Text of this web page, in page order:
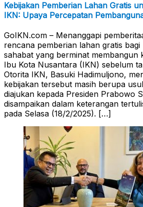
Kebijakan Pemberian Lahan Gratis
IKN: Upaya Percepatan
GoIKN.com – Menanggapi
rencana pemberian lahan gratis
sahabat yang berminat membangun
Ibu Kota Nusantara (IKN) sebelum
Otorita IKN, Basuki Hadimuljono,
kebijakan tersebut masih berupa
diajukan kepada Presiden Prabowo
disampaikan dalam keterangan
pada Selasa (18/2/2025). […]